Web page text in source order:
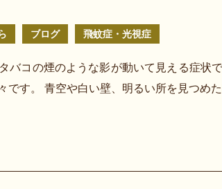
ブログ 飛蚊症・光視症
バコの煙のような影が動いて見える症状
です。 青空や白い壁、明るい所を見つめ